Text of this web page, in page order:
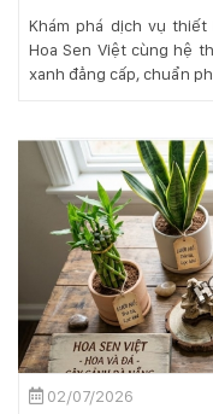
Khám phá dịch vụ
Hoa Sen Việt cùng hệ
xanh đẳng cấp, chuẩn
02/07/2026